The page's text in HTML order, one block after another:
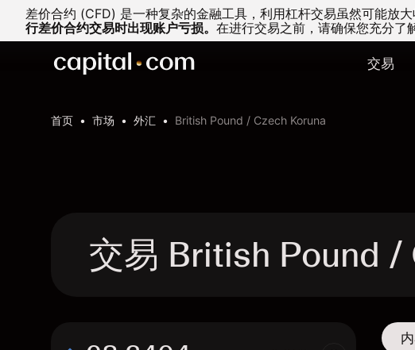
差价合约 (CFD) 是一种复杂的金融工具，利用杠杆交易虽然可能放
行差价合约交易时出现账户亏损。 在进行交易之前，请确保您充分了
交易
首页 市场 外汇 British Pound / Czech Koruna
交易 British Pound /